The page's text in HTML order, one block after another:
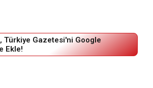
Türkiye Gazetesi'ni Google
Ekle!